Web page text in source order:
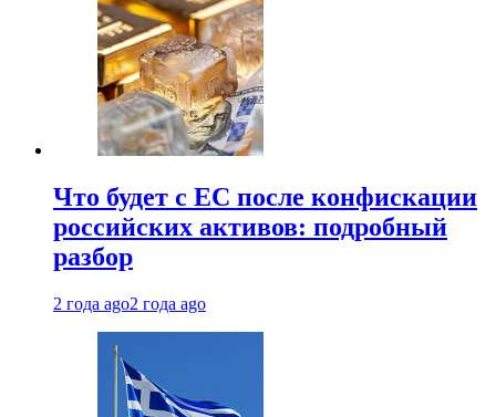
Что будет с ЕС после конфискации
российских активов: подробный
разбор
2 года ago2 года ago